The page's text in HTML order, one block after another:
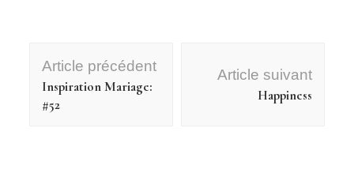
Navigation
d'article
Article précédent
Inspiration Mariage:
#52
Article suivant
Happiness